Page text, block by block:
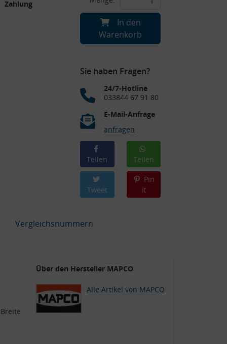
Zahlung
In den
Warenkorb
Sie haben Fragen?
24/7-Hotline
033844 67 91 80
E-Mail-Anfrage
anfragen
Teilen Teilen
Tweet
Pin
it
Vergleichsnummern
Über den Hersteller MAPCO
Alle Artikel von MAPCO